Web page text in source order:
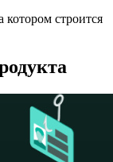
строится